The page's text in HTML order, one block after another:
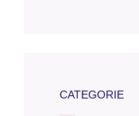
CATEGORIE